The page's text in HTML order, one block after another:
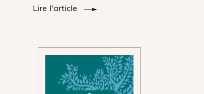
Lire l'article